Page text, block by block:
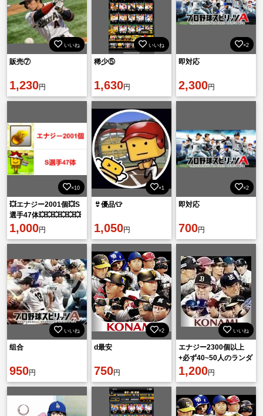
いいね
販売⑦
1,230円
いいね
稀少⑤
1,630円
×2
即対応
2,300円
×10
💥エナジー2001個💥S
選手47体💥💥💥💥💥💥
💥💥💥💥💥💥💥💥💥
1,000円
×1
👙優品👕
1,050円
×2
即対応
700円
いいね
组合
950円
×2
d最安
750円
いいね
エナジー2300個以上
+必ず40~50人のランダ
ムS級選手を連れて行
1,200円